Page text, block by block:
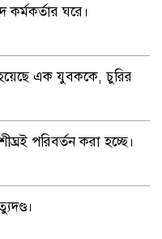
কর্মকর্তার ঘরে।
হয়েছে এক যুবককে, চুরির
পরিবর্তন করা হচ্ছে।